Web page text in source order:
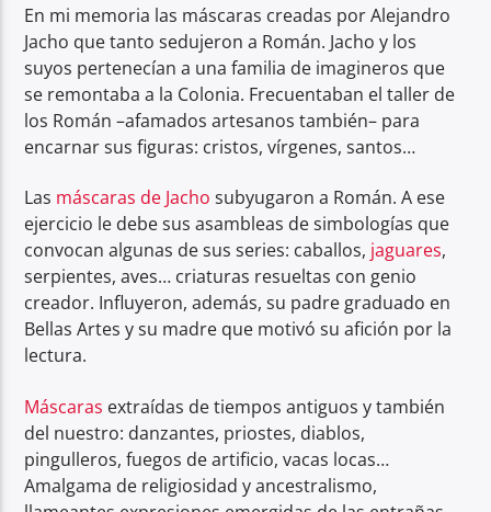
En mi memoria las máscaras creadas por Alejandro
Jacho que tanto sedujeron a Román. Jacho y los
suyos pertenecían a una familia de imagineros que
se remontaba a la Colonia. Frecuentaban el taller de
los Román –afamados artesanos también– para
encarnar sus figuras: cristos, vírgenes, santos…
Las máscaras de Jacho subyugaron a Román. A ese
ejercicio le debe sus asambleas de simbologías que
convocan algunas de sus series: caballos, jaguares,
serpientes, aves… criaturas resueltas con genio
creador. Influyeron, además, su padre graduado en
Bellas Artes y su madre que motivó su afición por la
lectura.
Máscaras extraídas de tiempos antiguos y también
del nuestro: danzantes, priostes, diablos,
pingulleros, fuegos de artificio, vacas locas…
Amalgama de religiosidad y ancestralismo,